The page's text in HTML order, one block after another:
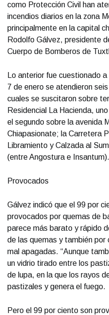
como Protección Civil han
incendios diarios en la zona
principalmente en la capital
Rodolfo Gálvez, presidente
Cuerpo de Bomberos de
Lo anterior fue cuestionado
7 de enero se atendieron
cuales se suscitaron sobre
Residencial La Hacienda,
el segundo sobre la avenida
Chiapasionate; la Carretera
Libramiento y Calzada al
(entre Angostura e Insantum).
Provocados
Gálvez indicó que el 99 por
provocados por quemas de
parece más barato y rápido
de las quemas y también por
mal apagadas. “Aunque
un vidrio tirado entre los
de lupa, en la que los rayos
pastizales y genera el fuego.
Pero el 99 por ciento son